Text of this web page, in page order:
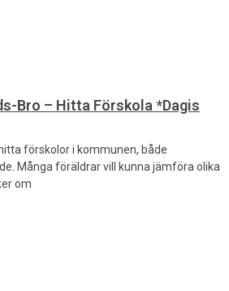
Bro – Hitta Förskola *Dagis
förskolor i kommunen, både
Många föräldrar vill kunna jämföra olika
om